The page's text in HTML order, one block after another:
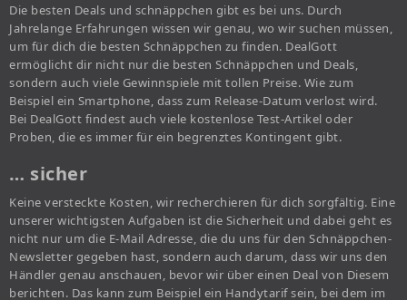
Die besten Deals und schnäppchen gibt es bei uns. Durch
Jahrelange Erfahrungen wissen wir genau, wo wir suchen müssen,
um für dich die besten Schnäppchen zu finden. DealGott
ermöglicht dir nicht nur die besten Schnäppchen und Deals,
sondern auch viele Gewinnspiele mit tollen Preise. Wie zum
Beispiel ein Smartphone, dass zum Release-Datum verlost wird.
Bei DealGott findest auch viele kostenlose Test-Artikel oder
Proben, die es immer für ein begrenztes Kontingent gibt.
… sicher
Keine versteckte Kosten, wir recherchieren für dich sorgfältig. Eine
unserer wichtigsten Aufgaben ist die Sicherheit und dabei geht es
nicht nur um die E-Mail Adresse, die du uns für den Schnäppchen-
Newsletter gegeben hast, sondern auch darum, dass wir uns den
Händler genau anschauen, bevor wir über einen Deal von Diesem
berichten. Das kann zum Beispiel ein Handytarif sein, bei dem im